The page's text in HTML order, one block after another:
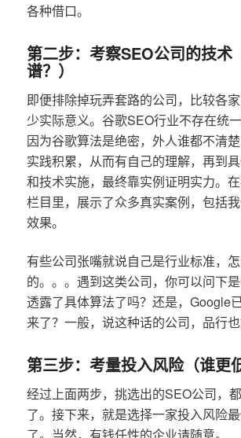
各种借口。
第二步：考察SEO公司的技术
谱？）
即便排除掉玩弄套路的公司，比较各
少实际意义。谷歌SEO行业不存在统一
因为谷歌算法是绝密，外人谁都不清
实践积累，从而有自己的理解，再到
和技术实施，最终靠实例证明实力。
栏目里，展示了众多真实案例，包括
效果。
有些公司张嘴就说自己是行业标准，
的。。。遇到这类公司，你可以问下
透露了具体算法了吗？还是，Google
来了？一般，说这种话的公司，品行也
第三步：考量投入风险（谁更
经过上面两步，挑选出的SEO公司，
了。接下来，就是选择一家投入风险